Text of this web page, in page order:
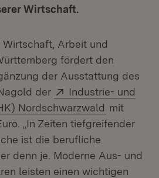
Wirtschaft.
Arbeit und
fördert den
der Ausstattung des
der
Extern:
Industrie- und
Nordschwarzwald (Öffnet in
mit
„In Zeiten tiefgreifender
ist die berufliche
denn je. Moderne Aus- und
leisten einen wichtigen